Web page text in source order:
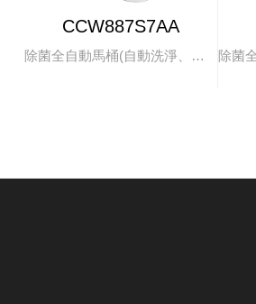
CCW887S7AA
除菌全自動馬桶(自動洗淨、掀蓋)